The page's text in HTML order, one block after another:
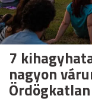
7
nagyon